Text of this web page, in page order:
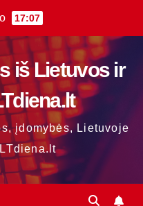
17:07
iš Lietuvos ir
įdomybės, Lietuvoje